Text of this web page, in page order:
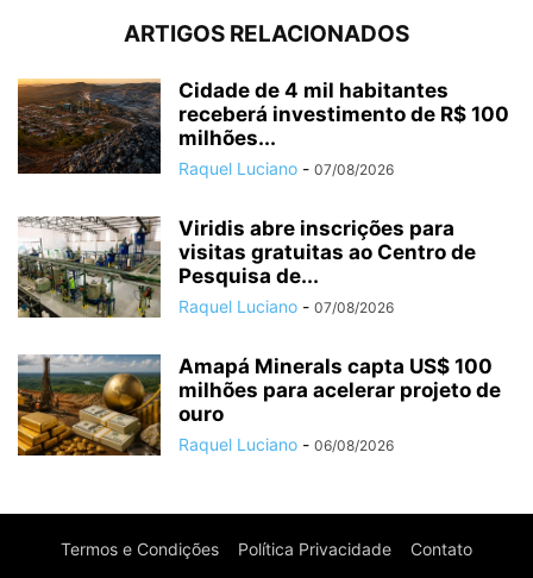
ARTIGOS RELACIONADOS
Cidade de 4 mil habitantes
receberá investimento de R$ 100
milhões...
Raquel Luciano - 07/08/2026
Viridis abre inscrições para
visitas gratuitas ao Centro de
Pesquisa de...
Raquel Luciano - 07/08/2026
Amapá Minerals capta US$ 100
milhões para acelerar projeto de
ouro
Raquel Luciano - 06/08/2026
Termos e Condições Política Privacidade Contato